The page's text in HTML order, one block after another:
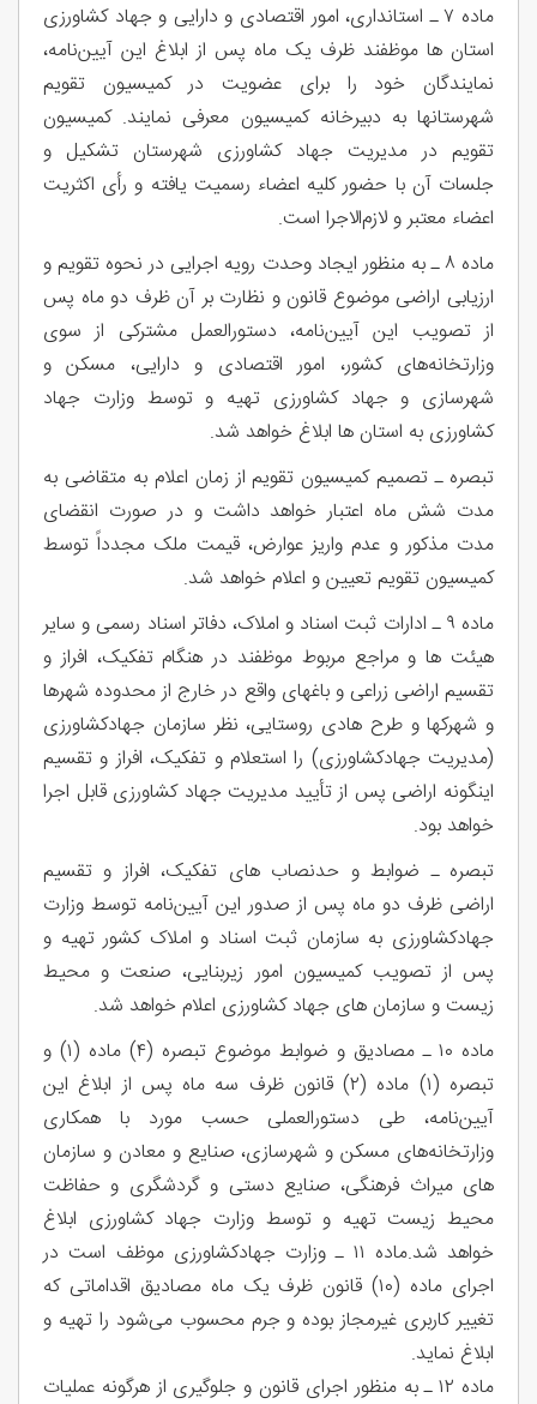
ماده ۷ ـ استانداری، امور اقتصادی و دارایی و جهاد کشاورزی
استان ها موظفند ظرف یک ماه پس از ابلاغ این آیین‌نامه،
نمایندگان خود را برای عضویت در کمیسیون تقویم
شهرستانها به دبیرخانه کمیسیون معرفی نمایند. کمیسیون
تقویم در مدیریت جهاد کشاورزی شهرستان تشکیل و
جلسات آن با حضور کلیه اعضاء رسمیت یافته و رأی اکثریت
اعضاء معتبر و لازم‌الاجرا است.
ماده ۸ ـ به منظور ایجاد وحدت رویه اجرایی در نحوه تقویم و
ارزیابی اراضی موضوع قانون و نظارت بر آن ظرف دو ماه پس
از تصویب این آیین‌نامه، دستورالعمل مشترکی از سوی
وزارتخانه‌های کشور، امور اقتصادی و دارایی، مسکن و
شهرسازی و جهاد کشاورزی تهیه و توسط وزارت جهاد
کشاورزی به استان ها ابلاغ خواهد شد.
تبصره ـ تصمیم کمیسیون تقویم از زمان اعلام به متقاضی به
مدت شش ماه اعتبار خواهد داشت و در صورت انقضای
مدت مذکور و عدم واریز عوارض، قیمت ملک مجدداً توسط
کمیسیون تقویم تعیین و اعلام خواهد شد.
ماده ۹ ـ ادارات ثبت اسناد و املاک، دفاتر اسناد رسمی و سایر
هیئت ها و مراجع مربوط موظفند در هنگام تفکیک، افراز و
تقسیم اراضی زراعی و باغهای واقع در خارج از محدوده شهرها
و شهرکها و طرح هادی روستایی، نظر سازمان جهادکشاورزی
(مدیریت جهادکشاورزی) را استعلام و تفکیک، افراز و تقسیم
اینگونه اراضی پس از تأیید مدیریت جهاد کشاورزی قابل اجرا
خواهد بود.
تبصره ـ ضوابط و حدنصاب های تفکیک، افراز و تقسیم
اراضی ظرف دو ماه پس از صدور این آیین‌نامه توسط وزارت
جهادکشاورزی به سازمان ثبت اسناد و املاک کشور تهیه و
پس از تصویب کمیسیون امور زیربنایی، صنعت و محیط
زیست و سازمان های جهاد‌ کشاورزی اعلام خواهد شد.
ماده ۱۰ ـ مصادیق و ضوابط موضوع تبصره (۴) ماده (۱) و
تبصره (۱) ماده (۲) قانون ظرف سه ماه پس از ابلاغ این
آیین‌نامه، طی دستورالعملی حسب مورد با همکاری
وزارتخانه‌های مسکن و شهرسازی، صنایع و معادن و سازمان
های میراث فرهنگی، صنایع دستی و گردشگری و حفاظت
محیط زیست تهیه و توسط وزارت جهاد کشاورزی ابلاغ
خواهد شد.ماده ۱۱ ـ وزارت جهادکشاورزی موظف است در
اجرای ماده (۱۰) قانون ظرف یک ماه مصادیق اقداماتی که
تغییر کاربری غیرمجاز بوده و جرم محسوب می‌شود را تهیه و
ابلاغ نماید.
ماده ۱۲ ـ به منظور اجرای قانون و جلوگیری از هرگونه عملیات